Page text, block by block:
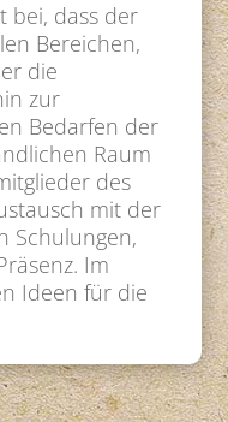
bei, dass der
Bereichen,
die
zur
Bedarfen der
Raum
des
mit der
Schulungen,
Im
Ideen für die